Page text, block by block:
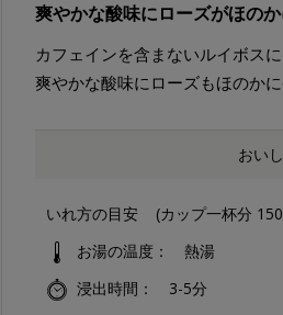
爽やかな酸味にローズがほのか
カフェインを含まないルイボス
爽やかな酸味にローズもほのか
おい
いれ方の目安
(カップ一杯分
お湯の温度
熱湯
浸出時間
3-5分